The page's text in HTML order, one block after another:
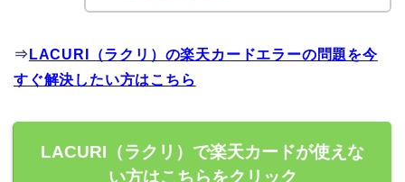
⇒ LACURI（ラクリ）の楽天カードエラーの問題を今
すぐ解決したい方はこちら
LACURI（ラクリ）で楽天カードが使えな
い方はこちらをクリック